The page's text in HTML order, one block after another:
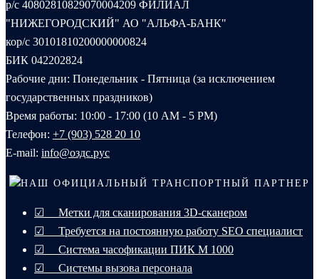
р/с 40802810829070004209 ФИЛИАЛ
"НИЖЕГОРОДСКИЙ" АО "АЛЬФА-БАНК"
кор/с 30101810200000000824
БИК 042202824
Рабочие дни: Понедельник - Пятница (за исключением
государственных праздников)
Время работы: 10:00 - 17:00 (10 AM - 5 PM)
Телефон: +7 (903) 528 20 10‬
E-mail: info@оздс.рус
НАШ ОФИЦИАЛЬНЫЙ ТРАНСПОРТНЫЙ ПАРТНЕР
☑ Метки для сканирования 3D-сканером
☑ Требуется на постоянную работу SEO специалист
☑ Система часофикации ПИК М 1000
☑ Системы вызова персонала